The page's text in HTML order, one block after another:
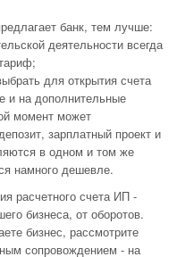
банк, тем лучше:
деятельности всегда
для открытия счета
и на дополнительные
момент может
зарплатный проект и
в одном и том же
намного дешевле.
расчетного счета ИП -
бизнеса, от оборотов.
бизнес, рассмотрите
сопровождением - на